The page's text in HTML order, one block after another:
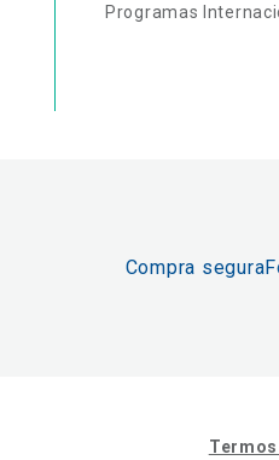
Programas
Compra segura